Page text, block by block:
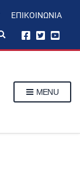
ΕΠΙΚΟΙΝΩΝΊΑ
p
MENU